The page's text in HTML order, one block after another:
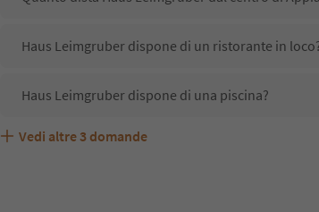
Haus Leimgruber dispone di un ristorante in
Haus Leimgruber dispone di una piscina?
Haus Leimgruber accetta animali domestici?
Quali servizi/attività sono disponibili presso Haus
Gli ospiti di Haus Leimgruber ricevono l'Alto Adige
Vedi altre 3 domande